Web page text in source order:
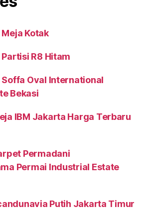
Kotak
R8 Hitam
Soffa Oval International
Bekasi
IBM Jakarta Harga Terbaru
Permadani
Permai Industrial Estate
Putih Jakarta Timur